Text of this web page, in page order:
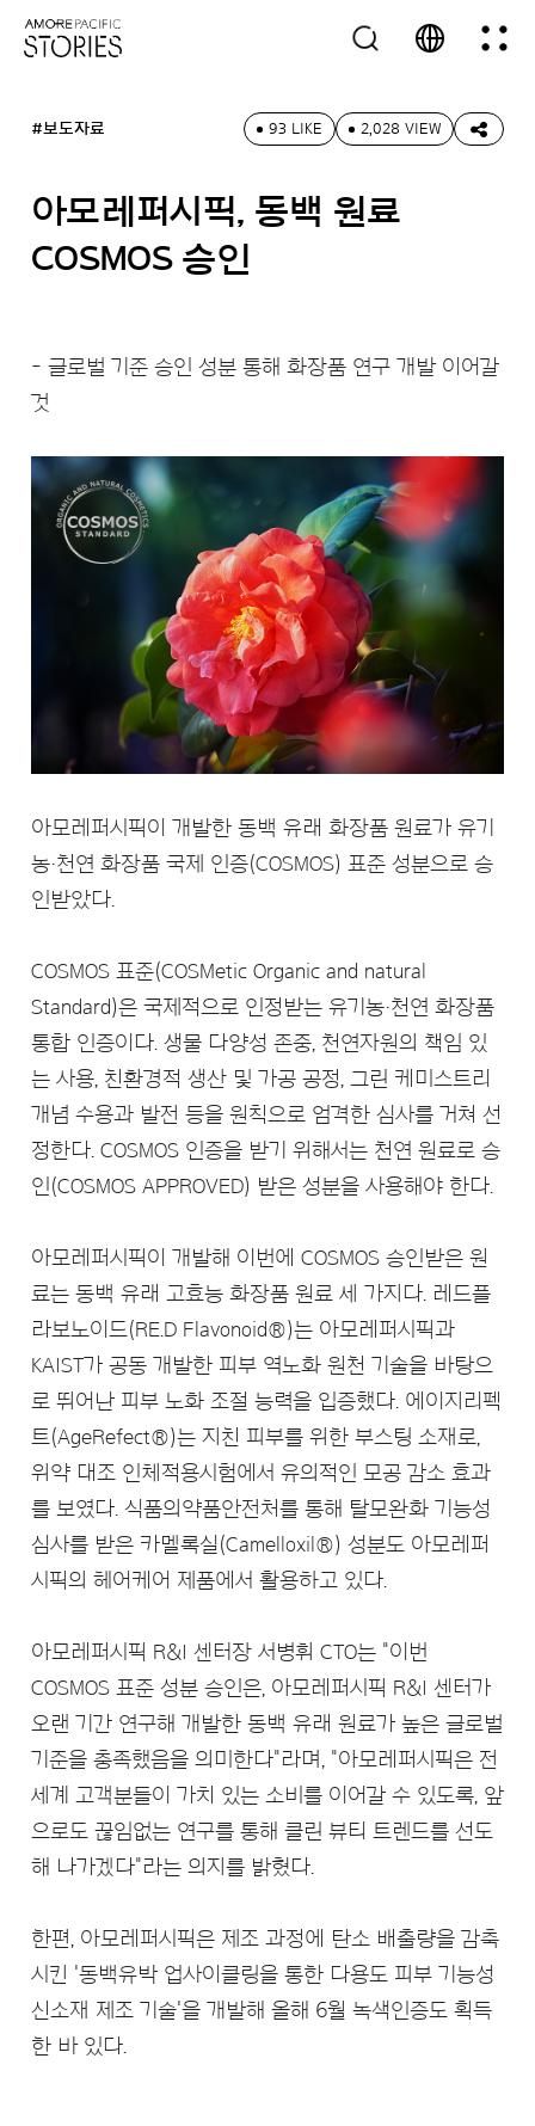
#보도자료 93 LIKE 2,028 VIEW
아모레퍼시픽, 동백 원료
COSMOS 승인
- 글로벌 기준 승인 성분 통해 화장품 연구 개발 이어갈
것
아모레퍼시픽이 개발한 동백 유래 화장품 원료가 유기
농·천연 화장품 국제 인증(COSMOS) 표준 성분으로 승
인받았다.
COSMOS 표준(COSMetic Organic and natural
Standard)은 국제적으로 인정받는 유기농·천연 화장품
통합 인증이다. 생물 다양성 존중, 천연자원의 책임 있
는 사용, 친환경적 생산 및 가공 공정, 그린 케미스트리
개념 수용과 발전 등을 원칙으로 엄격한 심사를 거쳐 선
정한다. COSMOS 인증을 받기 위해서는 천연 원료로 승
인(COSMOS APPROVED) 받은 성분을 사용해야 한다.
아모레퍼시픽이 개발해 이번에 COSMOS 승인받은 원
료는 동백 유래 고효능 화장품 원료 세 가지다. 레드플
라보노이드(RE.D Flavonoid®)는 아모레퍼시픽과
KAIST가 공동 개발한 피부 역노화 원천 기술을 바탕으
로 뛰어난 피부 노화 조절 능력을 입증했다. 에이지리펙
트(AgeRefect®)는 지친 피부를 위한 부스팅 소재로,
위약 대조 인체적용시험에서 유의적인 모공 감소 효과
를 보였다. 식품의약품안전처를 통해 탈모완화 기능성
심사를 받은 카멜록실(Camelloxil®) 성분도 아모레퍼
시픽의 헤어케어 제품에서 활용하고 있다.
아모레퍼시픽 R&I 센터장 서병휘 CTO는 "이번
COSMOS 표준 성분 승인은, 아모레퍼시픽 R&I 센터가
오랜 기간 연구해 개발한 동백 유래 원료가 높은 글로벌
기준을 충족했음을 의미한다"라며, "아모레퍼시픽은 전
세계 고객분들이 가치 있는 소비를 이어갈 수 있도록, 앞
으로도 끊임없는 연구를 통해 클린 뷰티 트렌드를 선도
해 나가겠다"라는 의지를 밝혔다.
한편, 아모레퍼시픽은 제조 과정에 탄소 배출량을 감축
시킨 '동백유박 업사이클링을 통한 다용도 피부 기능성
신소재 제조 기술'을 개발해 올해 6월 녹색인증도 획득
한 바 있다.